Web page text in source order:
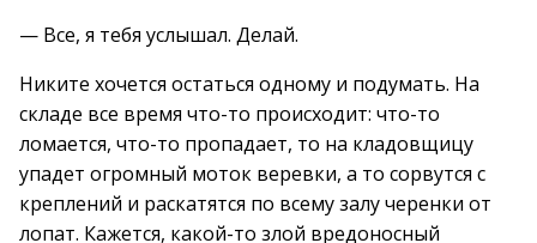
— Все, я тебя услышал. Делай.
Никите хочется остаться одному и подумать. На
складе все время что-то происходит: что-то
ломается, что-то пропадает, то на кладовщицу
упадет огромный моток веревки, а то сорвутся с
креплений и раскатятся по всему залу черенки от
лопат. Кажется, какой-то злой вредоносный